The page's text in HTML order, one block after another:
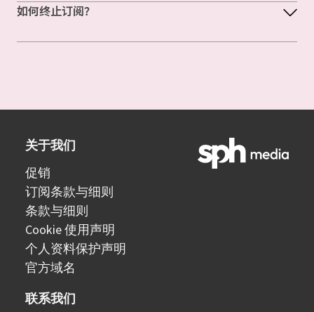
如何终止订阅？
关于我们
促销
订阅条款与细则
条款与细则
Cookie 使用声明
个人资料保护声明
官方域名
联系我们